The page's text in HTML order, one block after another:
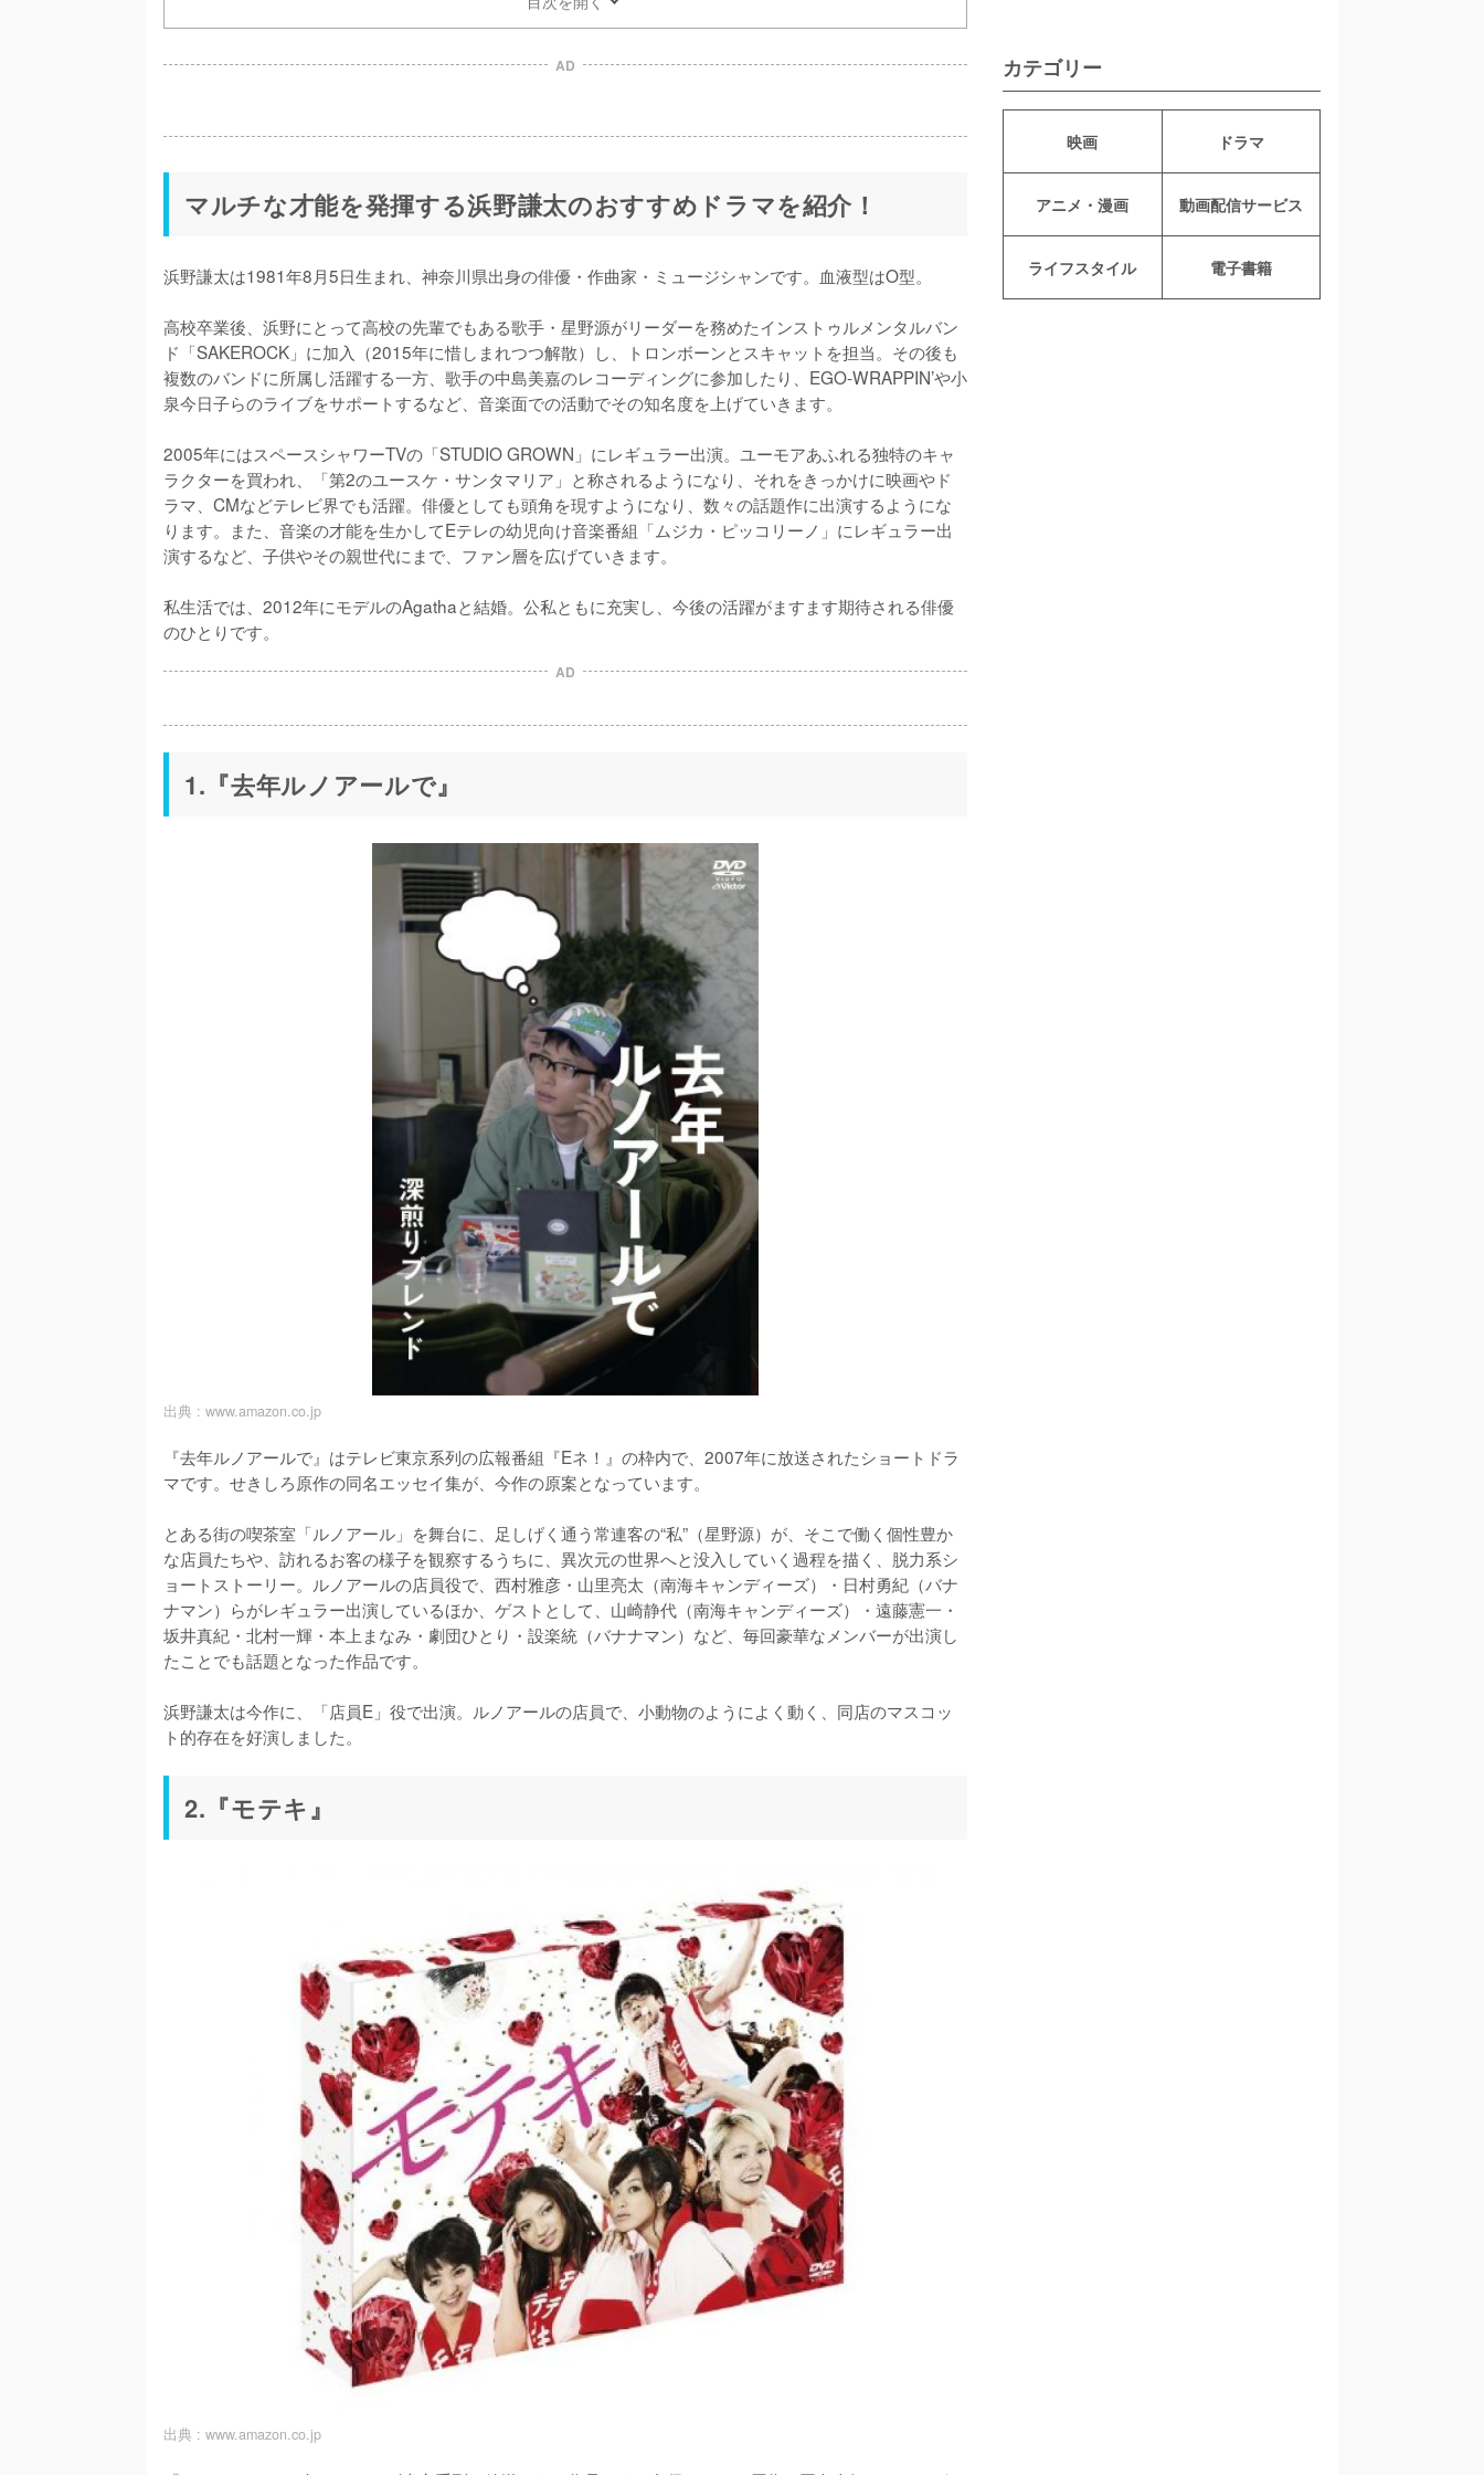
AD
マルチな才能を発揮する浜野謙太のおすすめドラマを紹介！
浜野謙太は1981年8月5日生まれ、神奈川県出身の俳優・作曲家・ミュージシャンです。血液型はO型。
高校卒業後、浜野にとって高校の先輩でもある歌手・星野源がリーダーを務めたインストゥルメンタルバン
ド「SAKEROCK」に加入（2015年に惜しまれつつ解散）し、トロンボーンとスキャットを担当。その後も
複数のバンドに所属し活躍する一方、歌手の中島美嘉のレコーディングに参加したり、EGO-WRAPPIN’や小
泉今日子らのライブをサポートするなど、音楽面での活動でその知名度を上げていきます。
2005年にはスペースシャワーTVの「STUDIO GROWN」にレギュラー出演。ユーモアあふれる独特のキャ
ラクターを買われ、「第2のユースケ・サンタマリア」と称されるようになり、それをきっかけに映画やド
ラマ、CMなどテレビ界でも活躍。俳優としても頭角を現すようになり、数々の話題作に出演するようにな
ります。また、音楽の才能を生かしてEテレの幼児向け音楽番組「ムジカ・ピッコリーノ」にレギュラー出
演するなど、子供やその親世代にまで、ファン層を広げていきます。
私生活では、2012年にモデルのAgathaと結婚。公私ともに充実し、今後の活躍がますます期待される俳優
のひとりです。
AD
1.『去年ルノアールで』
出典 : www.amazon.co.jp
『去年ルノアールで』はテレビ東京系列の広報番組『Eネ！』の枠内で、2007年に放送されたショートドラ
マです。せきしろ原作の同名エッセイ集が、今作の原案となっています。
とある街の喫茶室「ルノアール」を舞台に、足しげく通う常連客の“私”（星野源）が、そこで働く個性豊か
な店員たちや、訪れるお客の様子を観察するうちに、異次元の世界へと没入していく過程を描く、脱力系シ
ョートストーリー。ルノアールの店員役で、西村雅彦・山里亮太（南海キャンディーズ）・日村勇紀（バナ
ナマン）らがレギュラー出演しているほか、ゲストとして、山崎静代（南海キャンディーズ）・遠藤憲一・
坂井真紀・北村一輝・本上まなみ・劇団ひとり・設楽統（バナナマン）など、毎回豪華なメンバーが出演し
たことでも話題となった作品です。
浜野謙太は今作に、「店員E」役で出演。ルノアールの店員で、小動物のようによく動く、同店のマスコッ
ト的存在を好演しました。
2.『モテキ』
出典 : www.amazon.co.jp
カテゴリー
映画 ドラマ
アニメ・漫画 動画配信サービス
ライフスタイル 電子書籍